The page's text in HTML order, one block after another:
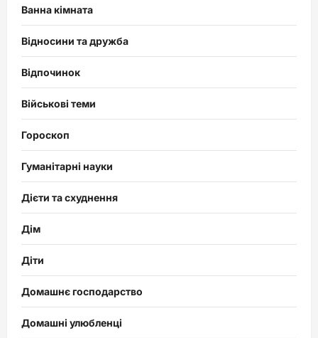
Ванна кімната
Відносини та дружба
Відпочинок
Військові теми
Гороскоп
Гуманітарні науки
Дієти та схуднення
Дім
Діти
Домашнє господарство
Домашні улюбленці